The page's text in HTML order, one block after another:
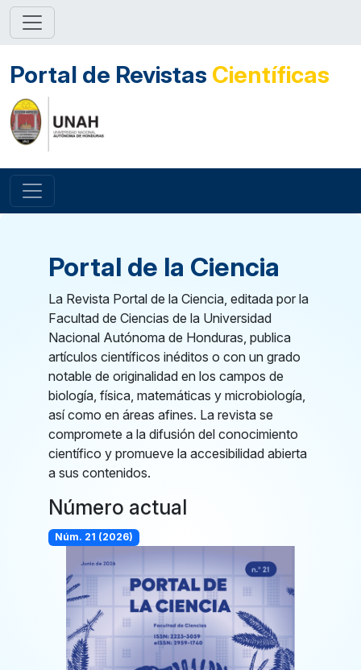
Portal de Revistas Científicas
Portal de la Ciencia
La Revista Portal de la Ciencia, editada por la
Facultad de Ciencias de la Universidad
Nacional Autónoma de Honduras, publica
artículos científicos inéditos o con un grado
notable de originalidad en los campos de
biología, física, matemáticas y microbiología,
así como en áreas afines. La revista se
compromete a la difusión del conocimiento
científico y promueve la accesibilidad abierta
a sus contenidos.
Número actual
Núm. 21 (2026)